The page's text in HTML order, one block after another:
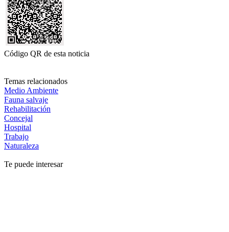
Código QR de esta noticia
Temas relacionados
Medio Ambiente
Fauna salvaje
Rehabilitación
Concejal
Hospital
Trabajo
Naturaleza
Te puede interesar